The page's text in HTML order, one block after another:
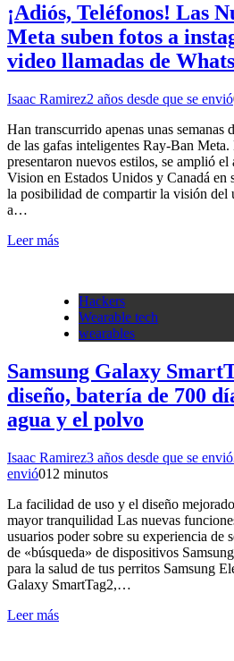
¡Adiós, Teléfonos! Las
Meta suben fotos a
video llamadas de
Isaac Ramirez2 años desde que se envió
Han transcurrido apenas unas semanas
de las gafas inteligentes Ray-Ban Meta.
presentaron nuevos estilos, se amplió
Vision en Estados Unidos y Canadá en
la posibilidad de compartir la visión del
a…
Leer más
Hackers
Wearable tech
wearables
Samsung Galaxy
diseño, batería de 700
agua y el polvo
Isaac Ramirez3 años desde que se envió
envió012 minutos
La facilidad de uso y el diseño
mayor tranquilidad Las nuevas
usuarios poder sobre su experiencia de
de «búsqueda» de dispositivos
para la salud de tus perritos Samsung
Galaxy SmartTag2,…
Leer más